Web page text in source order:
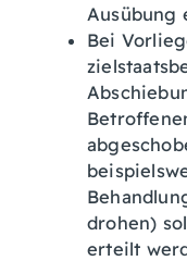
Ausübung
Bei
drohen)
erteilt